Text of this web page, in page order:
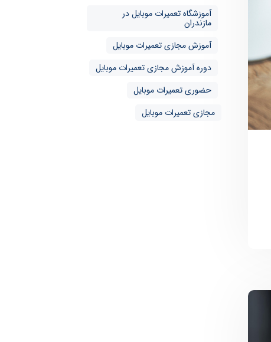
آموزشگاه تعمیرات موبایل در
مازندران
آموزش مجازی تعمیرات موبایل
دوره آموزش مجازی تعمیرات موبایل
حضوری تعمیرات موبایل
مجازی تعمیرات موبایل